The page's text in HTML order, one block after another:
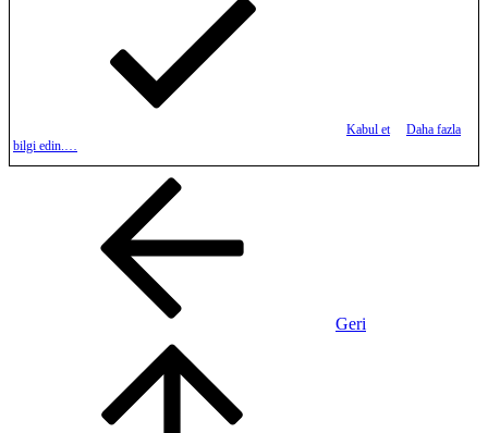
Kabul et
Daha fazla
bilgi edin.…
Geri